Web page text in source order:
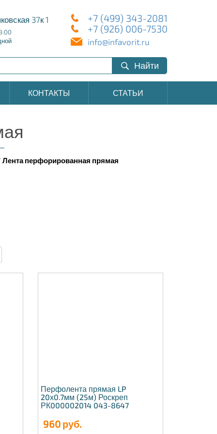
37к 1
+7 (499) 343-2081
+7 (926) 006-7530
info@infavorit.ru
Найти
КОНТАКТЫ СТАТЬИ
Лента перфорированная прямая
Перфолента прямая LP
20х0.7мм (25м) Роскреп
РК000002014 043-8647
960руб.